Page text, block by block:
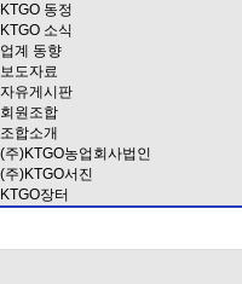
KTGO 동정
KTGO 소식
업계 동향
보도자료
자유게시판
회원조합
조합소개
(주)KTGO농업회사법인
(주)KTGO서진
KTGO장터